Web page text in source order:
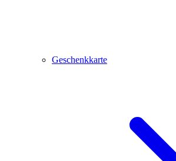
Geschenkkarte